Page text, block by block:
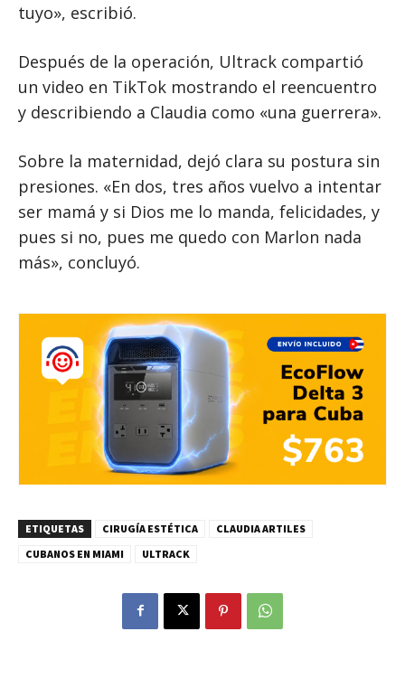
tuyo», escribió.
Después de la operación, Ultrack compartió
un video en TikTok mostrando el reencuentro
y describiendo a Claudia como «una guerrera».
Sobre la maternidad, dejó clara su postura sin
presiones. «En dos, tres años vuelvo a intentar
ser mamá y si Dios me lo manda, felicidades, y
pues si no, pues me quedo con Marlon nada
más», concluyó.
ETIQUETAS CIRUGÍA ESTÉTICA
CLAUDIA ARTILES
CUBANOS EN MIAMI
ULTRACK